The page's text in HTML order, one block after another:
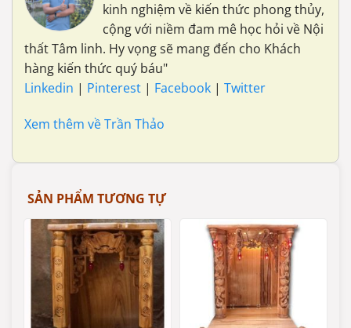
kinh nghiệm về kiến thức phong thủy,
cộng với niềm đam mê học hỏi về Nội
thất Tâm linh. Hy vọng sẽ mang đến cho Khách
hàng kiến thức quý báu"
Linkedin | Pinterest | Facebook | Twitter
Xem thêm về Trần Thảo
SẢN PHẨM TƯƠNG TỰ